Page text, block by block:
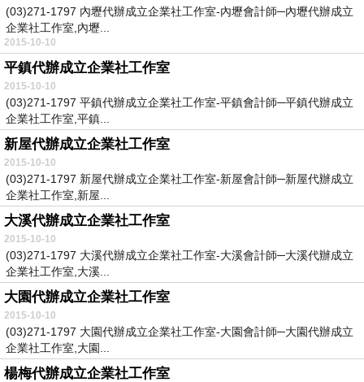
​ (03)271-1797 內壢代辦成立企業社工作室-內壢會計師─內壢代辦成立
企業社工作室,內壢...
2015-10-10
平鎮代辦成立企業社工作室
2015-10-10
​ (03)271-1797 平鎮代辦成立企業社工作室-平鎮會計師─平鎮代辦成立
企業社工作室,平鎮...
新屋代辦成立企業社工作室
2015-10-10
​ (03)271-1797 新屋代辦成立企業社工作室-新屋會計師─新屋代辦成立
企業社工作室,新屋...
大溪代辦成立企業社工作室
2015-10-10
​ (03)271-1797 大溪代辦成立企業社工作室-大溪會計師─大溪代辦成立
企業社工作室,大溪...
大園代辦成立企業社工作室
2015-10-10
​ (03)271-1797 大園代辦成立企業社工作室-大園會計師─大園代辦成立
企業社工作室,大園...
楊梅代辦成立企業社工作室